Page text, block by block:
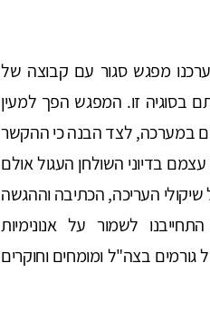
מפגש סגור עם קבוצה של
בסוגיה זו. המפגש הפך למעין
במערכה, לצד הבנה כי ההקשר
בדיוני השולחן העגול אולם
העריכה, הכתיבה וההגשה
שבמסגרתו התחייבנו לשמור על אנונימיות
בצה"ל ומומחים וחוקרים